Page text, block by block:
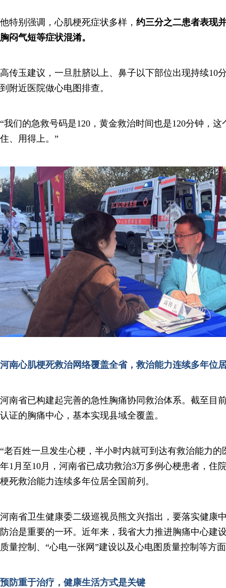
他特别强调，心肌梗死症状多样， 约三分之二患者表现
胸闷气短等症状混淆。
高传玉建议，一旦肚脐以上、鼻子以下部位出现持续10
到附近医院做心电图排查。
“我们的急救号码是120，黄金救治时间也是120分钟，
住、用得上。”
河南心肌梗死救治网络覆盖全省，救治能力连续多年位
河南省已构建起完善的急性胸痛协同救治体系。截至目
认证的胸痛中心，基本实现县域全覆盖。
“老百姓一旦发生心梗，半小时内就可到达有救治能力的
年1月至10月，河南省已成功救治3万多例心梗患者，住
梗死救治能力连续多年位居全国前列。
河南省卫生健康委二级巡视员熊文兴指出，要落实健康
防治是重要的一环。近年来，我省大力推进胸痛中心建
质量控制、“心电一张网”建设以及心电图质量控制等方
预防重于治疗，健康生活方式是关键